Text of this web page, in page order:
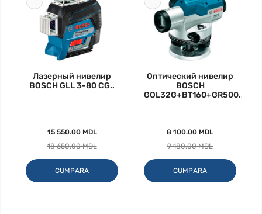
Лазерный нивелир
BOSCH GLL 3-80 CG..
15 550.00 MDL
18 650.00 MDL
CUMPARA
Оптический нивелир
BOSCH
GOL32G+BT160+GR500..
8 100.00 MDL
9 180.00 MDL
CUMPARA